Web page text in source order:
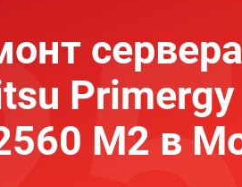
сервера
Primergy
M2 в